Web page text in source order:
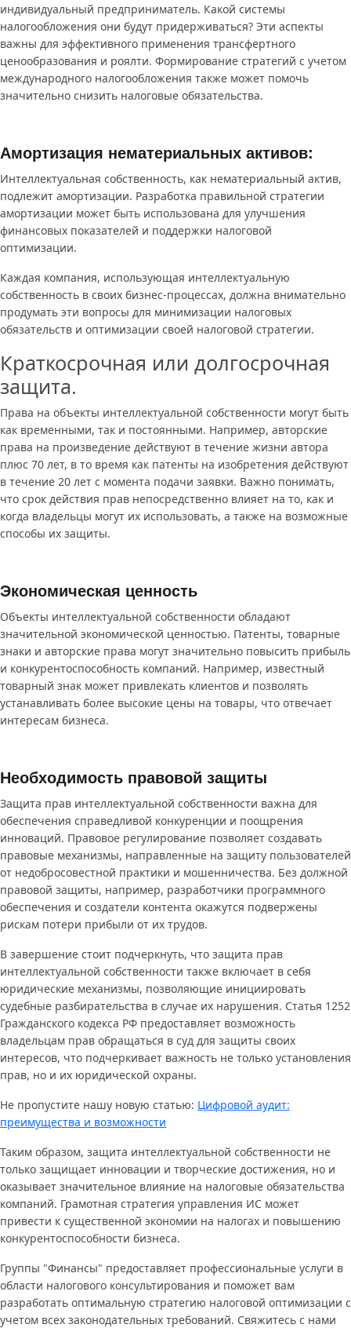
индивидуальный предприниматель. Какой системы
налогообложения они будут придерживаться? Эти аспекты
важны для эффективного применения трансфертного
ценообразования и роялти. Формирование стратегий с учетом
международного налогообложения также может помочь
значительно снизить налоговые обязательства.
Амортизация нематериальных активов:
Интеллектуальная собственность, как нематериальный актив,
подлежит амортизации. Разработка правильной стратегии
амортизации может быть использована для улучшения
финансовых показателей и поддержки налоговой
оптимизации.
Каждая компания, использующая интеллектуальную
собственность в своих бизнес-процессах, должна внимательно
продумать эти вопросы для минимизации налоговых
обязательств и оптимизации своей налоговой стратегии.
Краткосрочная или долгосрочная
защита.
Права на объекты интеллектуальной собственности могут быть
как временными, так и постоянными. Например, авторские
права на произведение действуют в течение жизни автора
плюс 70 лет, в то время как патенты на изобретения действуют
в течение 20 лет с момента подачи заявки. Важно понимать,
что срок действия прав непосредственно влияет на то, как и
когда владельцы могут их использовать, а также на возможные
способы их защиты.
Экономическая ценность
Объекты интеллектуальной собственности обладают
значительной экономической ценностью. Патенты, товарные
знаки и авторские права могут значительно повысить прибыль
и конкурентоспособность компаний. Например, известный
товарный знак может привлекать клиентов и позволять
устанавливать более высокие цены на товары, что отвечает
интересам бизнеса.
Необходимость правовой защиты
Защита прав интеллектуальной собственности важна для
обеспечения справедливой конкуренции и поощрения
инноваций. Правовое регулирование позволяет создавать
правовые механизмы, направленные на защиту пользователей
от недобросовестной практики и мошенничества. Без должной
правовой защиты, например, разработчики программного
обеспечения и создатели контента окажутся подвержены
рискам потери прибыли от их трудов.
В завершение стоит подчеркнуть, что защита прав
интеллектуальной собственности также включает в себя
юридические механизмы, позволяющие инициировать
судебные разбирательства в случае их нарушения. Статья 1252
Гражданского кодекса РФ предоставляет возможность
владельцам прав обращаться в суд для защиты своих
интересов, что подчеркивает важность не только установления
прав, но и их юридической охраны.
Не пропустите нашу новую статью: Цифровой аудит:
преимущества и возможности
Таким образом, защита интеллектуальной собственности не
только защищает инновации и творческие достижения, но и
оказывает значительное влияние на налоговые обязательства
компаний. Грамотная стратегия управления ИС может
привести к существенной экономии на налогах и повышению
конкурентоспособности бизнеса.
Группы "Финансы" предоставляет профессиональные услуги в
области налогового консультирования и поможет вам
разработать оптимальную стратегию налоговой оптимизации с
учетом всех законодательных требований. Свяжитесь с нами